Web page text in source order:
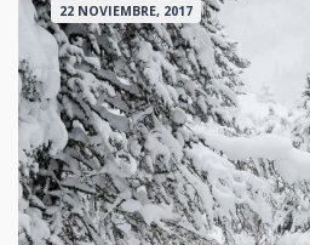
22 NOVIEMBRE, 2017